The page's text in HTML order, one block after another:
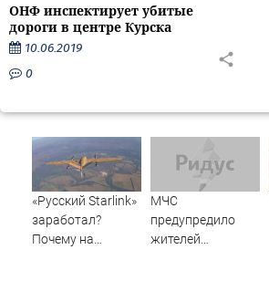
ОНФ инспектирует убитые
дороги в центре Курска
10.06.2019
0
«Русский Starlink»
заработал?
Почему на
МЧС
предупредило
жителей